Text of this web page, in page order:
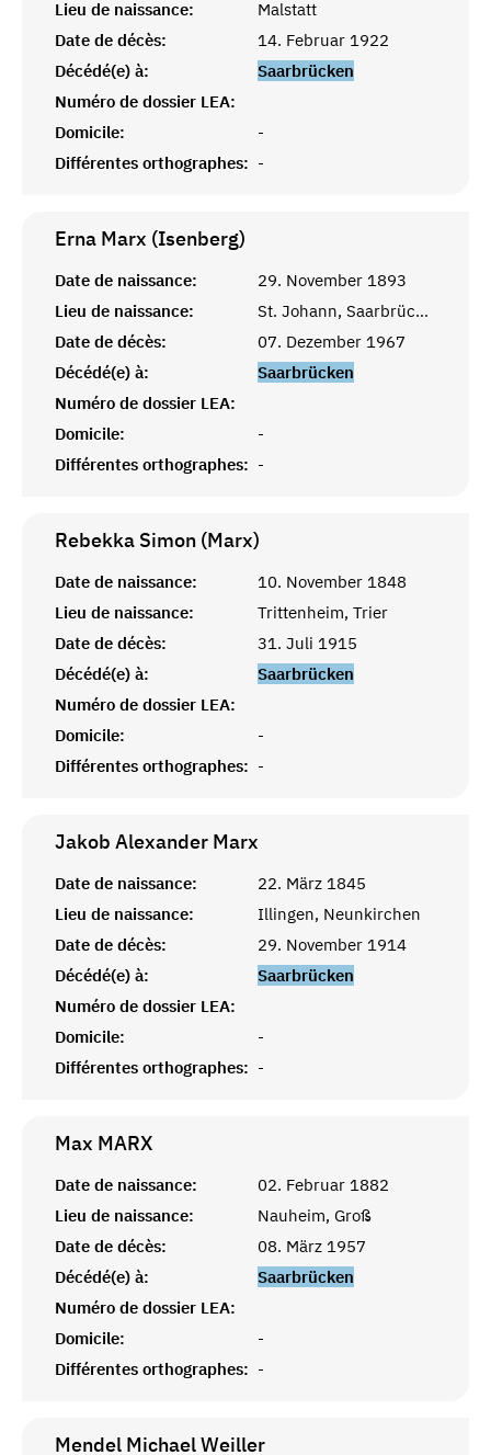
Lieu de naissance:
Malstatt
Date de décès:
14. Februar 1922
Décédé(e) à:
Saarbrücken
Numéro de dossier LEA:
Domicile:
-
Différentes orthographes: -
Erna Marx (Isenberg)
Date de naissance:
29. November 1893
Lieu de naissance:
St. Johann, Saarbrücken
Date de décès:
07. Dezember 1967
Décédé(e) à:
Saarbrücken
Numéro de dossier LEA:
Domicile:
-
Différentes orthographes: -
Rebekka Simon (Marx)
Date de naissance:
10. November 1848
Lieu de naissance:
Trittenheim, Trier
Date de décès:
31. Juli 1915
Décédé(e) à:
Saarbrücken
Numéro de dossier LEA:
Domicile:
-
Différentes orthographes: -
Jakob Alexander Marx
Date de naissance:
22. März 1845
Lieu de naissance:
Illingen, Neunkirchen
Date de décès:
29. November 1914
Décédé(e) à:
Saarbrücken
Numéro de dossier LEA:
Domicile:
-
Différentes orthographes: -
Max MARX
Date de naissance:
02. Februar 1882
Lieu de naissance:
Nauheim, Groß
Date de décès:
08. März 1957
Décédé(e) à:
Saarbrücken
Numéro de dossier LEA:
Domicile:
-
Différentes orthographes: -
Mendel MichaelWeiller